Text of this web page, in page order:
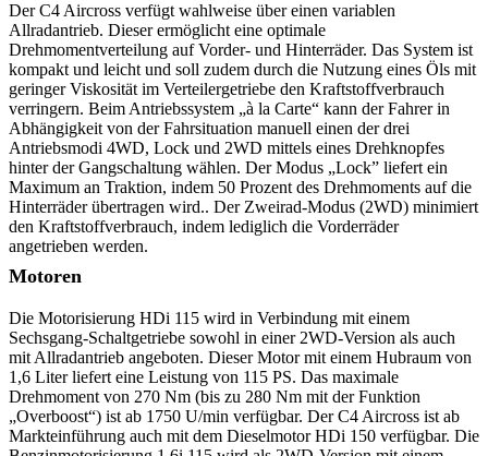
Der C4 Aircross verfügt wahlweise über einen variablen
Allradantrieb. Dieser ermöglicht eine optimale
Drehmomentverteilung auf Vorder- und Hinterräder. Das System ist
kompakt und leicht und soll zudem durch die Nutzung eines Öls mit
geringer Viskosität im Verteilergetriebe den Kraftstoffverbrauch
verringern. Beim Antriebssystem „à la Carte“ kann der Fahrer in
Abhängigkeit von der Fahrsituation manuell einen der drei
Antriebsmodi 4WD, Lock und 2WD mittels eines Drehknopfes
hinter der Gangschaltung wählen. Der Modus „Lock” liefert ein
Maximum an Traktion, indem 50 Prozent des Drehmoments auf die
Hinterräder übertragen wird.. Der Zweirad-Modus (2WD) minimiert
den Kraftstoffverbrauch, indem lediglich die Vorderräder
angetrieben werden.
Motoren
Die Motorisierung HDi 115 wird in Verbindung mit einem
Sechsgang-Schaltgetriebe sowohl in einer 2WD-Version als auch
mit Allradantrieb angeboten. Dieser Motor mit einem Hubraum von
1,6 Liter liefert eine Leistung von 115 PS. Das maximale
Drehmoment von 270 Nm (bis zu 280 Nm mit der Funktion
„Overboost“) ist ab 1750 U/min verfügbar. Der C4 Aircross ist ab
Markteinführung auch mit dem Dieselmotor HDi 150 verfügbar. Die